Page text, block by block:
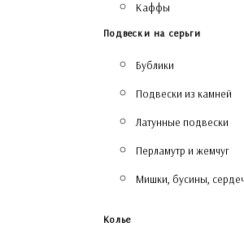
Каффы
Подвески на серьги
Бублики
Подвески из камней
Латунные подвески
Перламутр и жемчуг
Мишки, бусины,
Колье